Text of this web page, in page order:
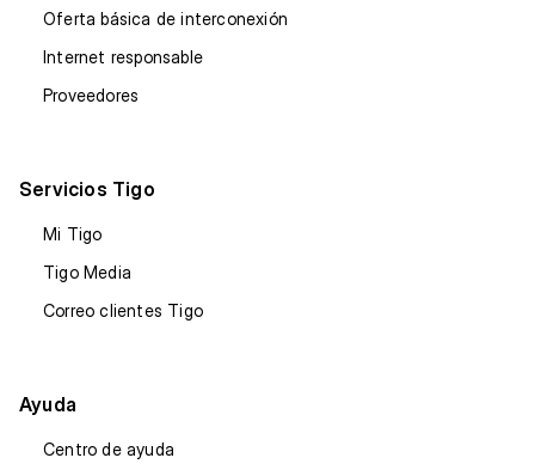
Oferta básica de interconexión
Internet responsable
Proveedores
Servicios Tigo
Mi Tigo
Tigo Media
Correo clientes Tigo
Ayuda
Centro de ayuda